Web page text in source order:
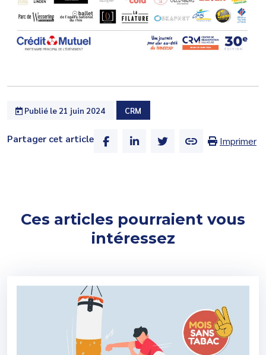
Publié le 21 juin 2024 CRM
Partager cet article Imprimer
Ces articles pourraient vous
intéressez